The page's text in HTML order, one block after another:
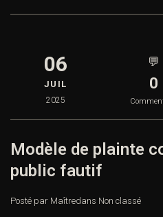
06
JUIL
2025
💬
0
Modèle de plainte
public fautif
Posté par Maîtredans Non classé